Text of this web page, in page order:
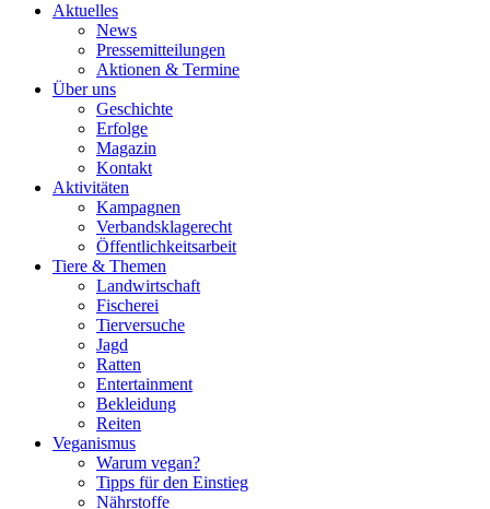
Aktuelles
News
Pressemitteilungen
Aktionen & Termine
Über uns
Geschichte
Erfolge
Magazin
Kontakt
Aktivitäten
Kampagnen
Verbandsklagerecht
Öffentlichkeitsarbeit
Tiere & Themen
Landwirtschaft
Fischerei
Tierversuche
Jagd
Ratten
Entertainment
Bekleidung
Reiten
Veganismus
Warum vegan?
Tipps für den Einstieg
Nährstoffe